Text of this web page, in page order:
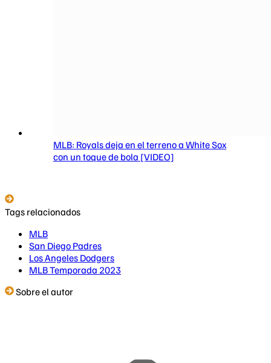
MLB: Royals deja en el terreno a White Sox
con un toque de bola [VIDEO]
Tags relacionados
MLB
San Diego Padres
Los Angeles Dodgers
MLB Temporada 2023
Sobre el autor